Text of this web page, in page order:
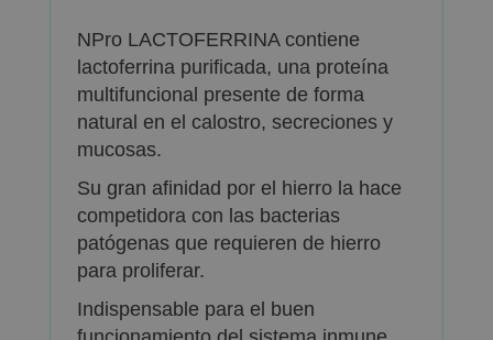
NPro LACTOFERRINA contiene
lactoferrina purificada, una proteína
multifuncional presente de forma
natural en el calostro, secreciones y
mucosas.
Su gran afinidad por el hierro la hace
competidora con las bacterias
patógenas que requieren de hierro
para proliferar.
Indispensable para el buen